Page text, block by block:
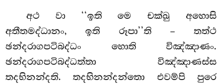
අථ වා ‘‘ඉති මෙ චක්ඛු අහොසි
අතීතමද්ධානං, ඉති රූපා’’ති – තත්ථ
ඡන්දරාගපටිබද්ධං හොති විඤ්ඤාණං.
ඡන්දරාගපටිබද්ධත්තා විඤ්ඤාණස්ස
තදභිනන්දති. තදභිනන්දන්තො එවම්පි පුරෙ